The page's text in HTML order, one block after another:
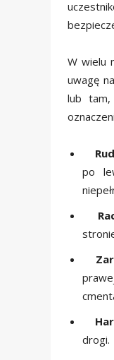
W wielu
uwagę
lub tam,
po
drogi.